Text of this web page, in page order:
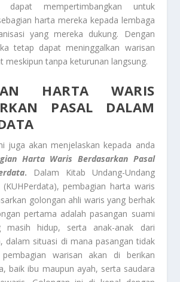
dapat mempertimbangkan untuk
harta mereka kepada lembaga
yang mereka dukung. Dengan
tetap dapat meninggalkan warisan
meskipun tanpa keturunan langsung.
HARTA WARIS
PASAL DALAM
juga akan menjelaskan kepada anda
Harta Waris Berdasarkan Pasal
.
Dalam Kitab Undang-Undang
pembagian harta waris
golongan ahli waris yang berhak
pertama adalah pasangan suami
hidup, serta anak-anak dari
dalam situasi di mana pasangan tidak
warisan akan di berikan
baik ibu maupun ayah, serta saudara